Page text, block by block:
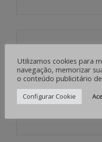
Utilizamos cookies para
navegação, memorizar
o conteúdo publicitário
Configurar Cookie